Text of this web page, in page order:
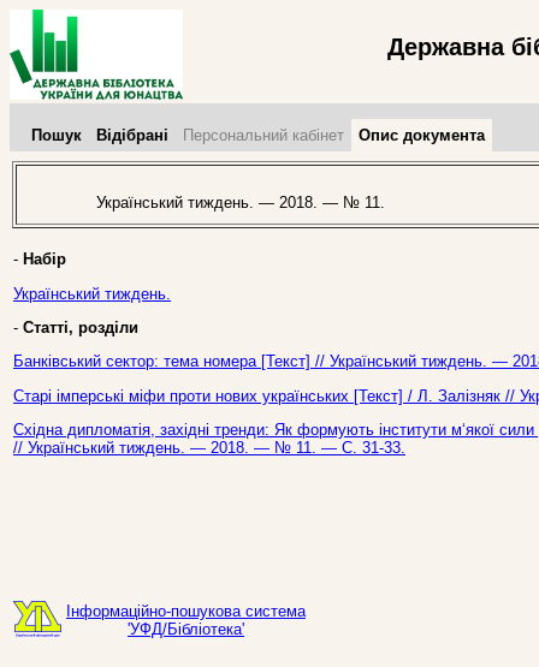
Державна
Пошук Відібрані Персональний кабінет Опис документа
Український тиждень. — 2018. — № 11.
- Набір
Український тиждень.
- Статті, розділи
Банківський сектор: тема номера [Текст] // Український тиждень. —
Старі імперські міфи проти нових українських [Текст] / Л.
Східна дипломатія, західні тренди: Як формують інститути м‘якої
// Український тиждень. — 2018. — № 11. — С. 31-33.
Інформаційно-пошукова система
'УФД/Бібліотека'